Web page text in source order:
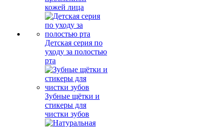
кожей лица
Детская серия по
уходу за полостью
рта
Зубные щётки и
стикеры для
чистки зубов